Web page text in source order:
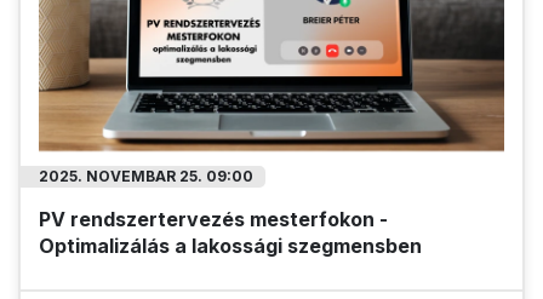
2025. NOVEMBAR 25. 09:00
PV rendszertervezés mesterfokon -
Optimalizálás a lakossági szegmensben